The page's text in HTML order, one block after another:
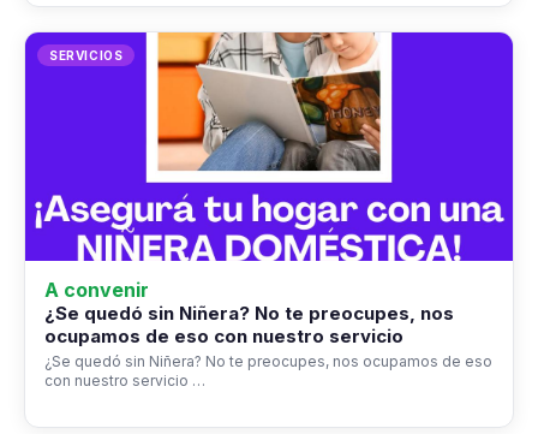
SERVICIOS
A convenir
¿Se quedó sin Niñera? No te preocupes, nos
ocupamos de eso con nuestro servicio
¿Se quedó sin Niñera? No te preocupes, nos ocupamos de eso
con nuestro servicio …